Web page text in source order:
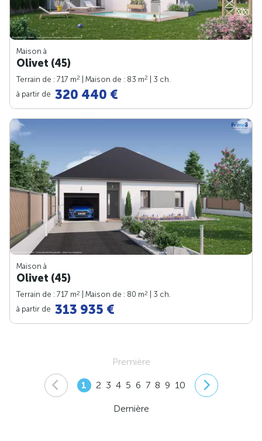
Maison à
Olivet (45)
Terrain de : 717 m2 | Maison de : 83 m2
| 3 ch.
à partir de 320 440 €
Maison à
Olivet (45)
Terrain de : 717 m2 | Maison de : 80 m2
| 3 ch.
à partir de 313 935 €
Première
1 2 3 4 5 6 7 8 9 10
Dernière